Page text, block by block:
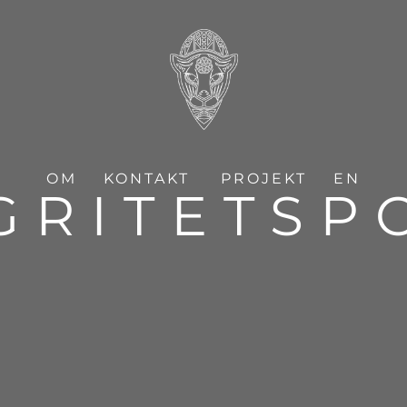
OM KONTAKT PROJEKT EN